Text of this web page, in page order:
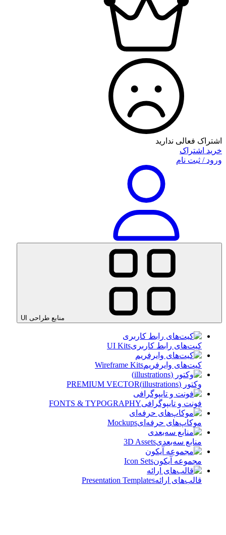
اشتراک فعالی ندارید
خرید اشتراک
ورود / ثبت نام
منابع طراحی UI
کیت‌های رابط کاربریUI Kits
کیت‌های وایرفریمWireframe Kits
وکتور (illustrations) PREMIUM VECTOR
فونت و تایپوگرافیFONTS & TYPOGRAPHY
موکاپ‌های حرفه‌ایMockups
منابع سه‌بعدی3D Assets
مجموعه آیکون‌Icon Sets
قالب‌های ارائهPresentation Templates